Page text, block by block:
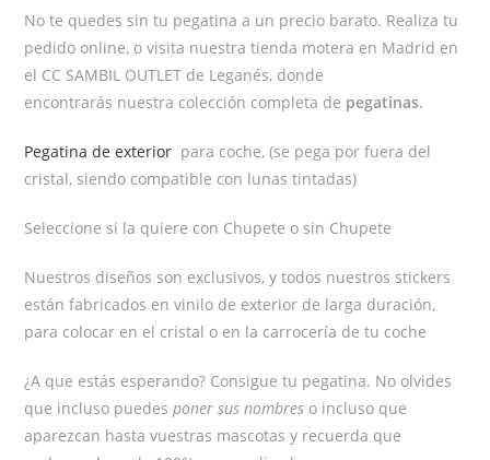
No te quedes sin tu pegatina a un precio barato. Realiza tu
pedido online, o visita nuestra tienda motera en Madrid en
el CC SAMBIL OUTLET de Leganés, donde
encontrarás nuestra colección completa de pegatinas.
Pegatina de exterior para coche, (se pega por fuera del
cristal, siendo compatible con lunas tintadas)
Seleccione si la quiere con Chupete o sin Chupete
Nuestros diseños son exclusivos, y todos nuestros stickers
están fabricados en vinilo de exterior de larga duración,
para colocar en el cristal o en la carrocería de tu coche
¿A que estás esperando? Consigue tu pegatina. No olvides
que incluso puedesponer sus nombres o incluso que
aparezcan hasta vuestras mascotas y recuerda que